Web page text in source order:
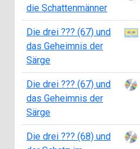
die Schattenmänner
Die drei ??? (67) und
das Geheimnis der
Särge
Die drei ??? (67) und
das Geheimnis der
Särge
Die drei ??? (68) und